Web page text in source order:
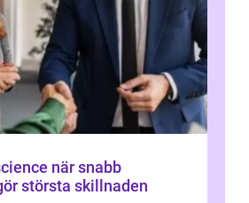
snabb
största skillnaden